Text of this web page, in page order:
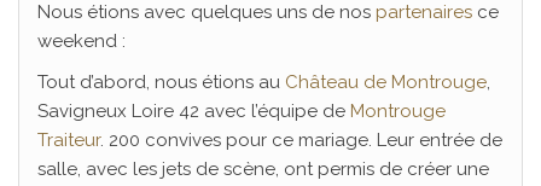
Nous étions avec quelques uns de nos partenaires ce
weekend :
Tout d’abord, nous étions au Château de Montrouge,
Savigneux Loire 42 avec l’équipe de Montrouge
Traiteur. 200 convives pour ce mariage. Leur entrée de
salle, avec les jets de scène, ont permis de créer une